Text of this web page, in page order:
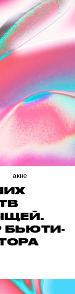
акне
БЬЮТИ-